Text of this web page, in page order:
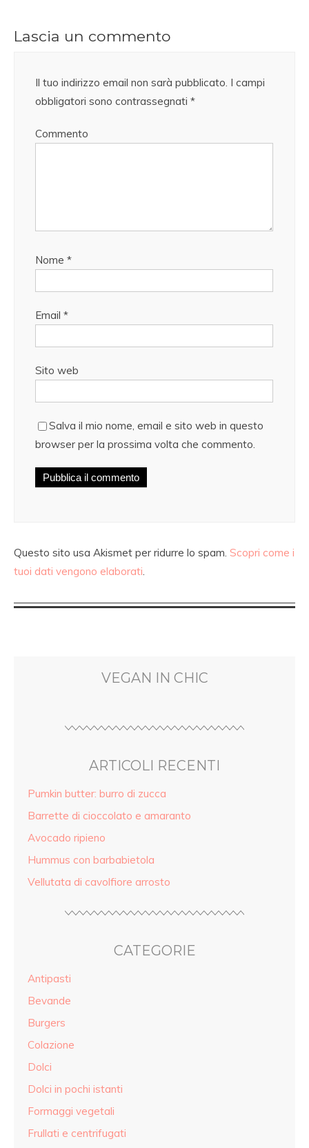
Lascia un commento
Il tuo indirizzo email non sarà pubblicato. I campi
obbligatori sono contrassegnati *
Commento
Nome *
Email *
Sito web
Salva il mio nome, email e sito web in questo
browser per la prossima volta che commento.
Questo sito usa Akismet per ridurre lo spam. Scopri come i
tuoi dati vengono elaborati.
VEGAN IN CHIC
ARTICOLI RECENTI
Pumkin butter: burro di zucca
Barrette di cioccolato e amaranto
Avocado ripieno
Hummus con barbabietola
Vellutata di cavolfiore arrosto
CATEGORIE
Antipasti
Bevande
Burgers
Colazione
Dolci
Dolci in pochi istanti
Formaggi vegetali
Frullati e centrifugati